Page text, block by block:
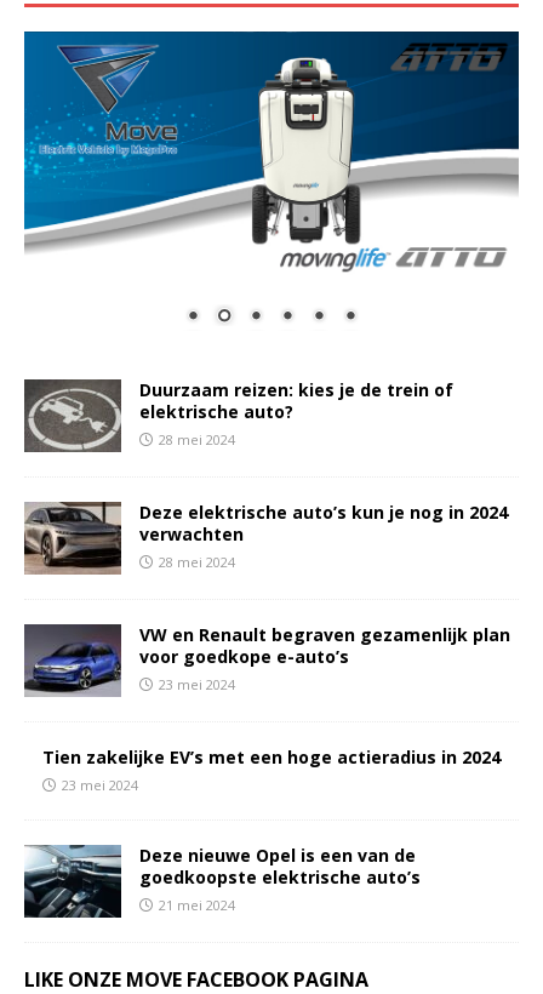
Duurzaam reizen: kies je de trein of
elektrische auto?
28 mei 2024
Deze elektrische auto’s kun je nog in 2024
verwachten
28 mei 2024
VW en Renault begraven gezamenlijk plan
voor goedkope e-auto’s
23 mei 2024
Tien zakelijke EV’s met een hoge actieradius in 2024
23 mei 2024
Deze nieuwe Opel is een van de
goedkoopste elektrische auto’s
21 mei 2024
LIKE ONZE MOVE FACEBOOK PAGINA